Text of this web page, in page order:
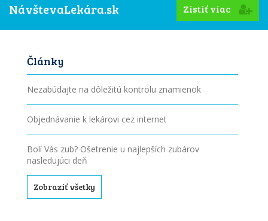
NávštevaLekára.sk
Zistiť viac
Články
Nezabúdajte na dôležitú kontrolu znamienok
Objednávanie k lekárovi cez internet
Bolí Vás zub? Ošetrenie u najlepších zubárov
nasledujúci deň
Zobraziť všetky